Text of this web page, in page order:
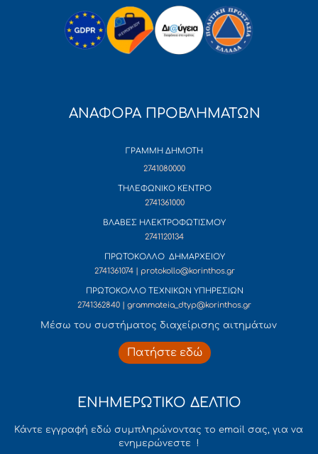
ΑΝΑΦΟΡΑ ΠΡΟΒΛΗΜΑΤΩΝ
ΓΡΑΜΜΗ ΔΗΜΟΤΗ
2741080000
ΤΗΛΕΦΩΝΙΚΟ ΚΕΝΤΡΟ
2741361000
ΒΛΑΒΕΣ ΗΛΕΚΤΡΟΦΩΤΙΣΜΟΥ
2741120134
ΠΡΩΤΟΚΟΛΛΟ ΔΗΜΑΡΧΕΙΟΥ
2741361074 | protokollo@korinthos.gr
ΠΡΩΤΟΚΟΛΛΟ ΤΕΧΝΙΚΩΝ ΥΠΗΡΕΣΙΩΝ
2741362840 | grammateia_dtyp@korinthos.gr
Mέσω του συστήματος διαχείρισης αιτημάτων
Πατήστε εδώ
ΕΝΗΜΕΡΩΤΙΚΟ ΔΕΛΤΙΟ
Κάντε εγγραφή εδώ συμπληρώνοντας το email σας, για να
ενημερώνεστε !